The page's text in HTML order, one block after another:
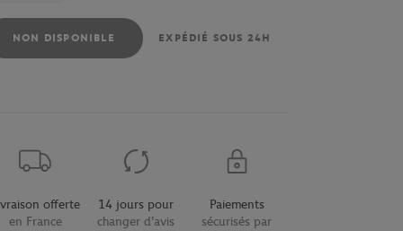
NON DISPONIBLE EXPÉDIÉ SOUS 24H
offerte
en France
14 jours pour
changer d'avis
Paiements
sécurisés par